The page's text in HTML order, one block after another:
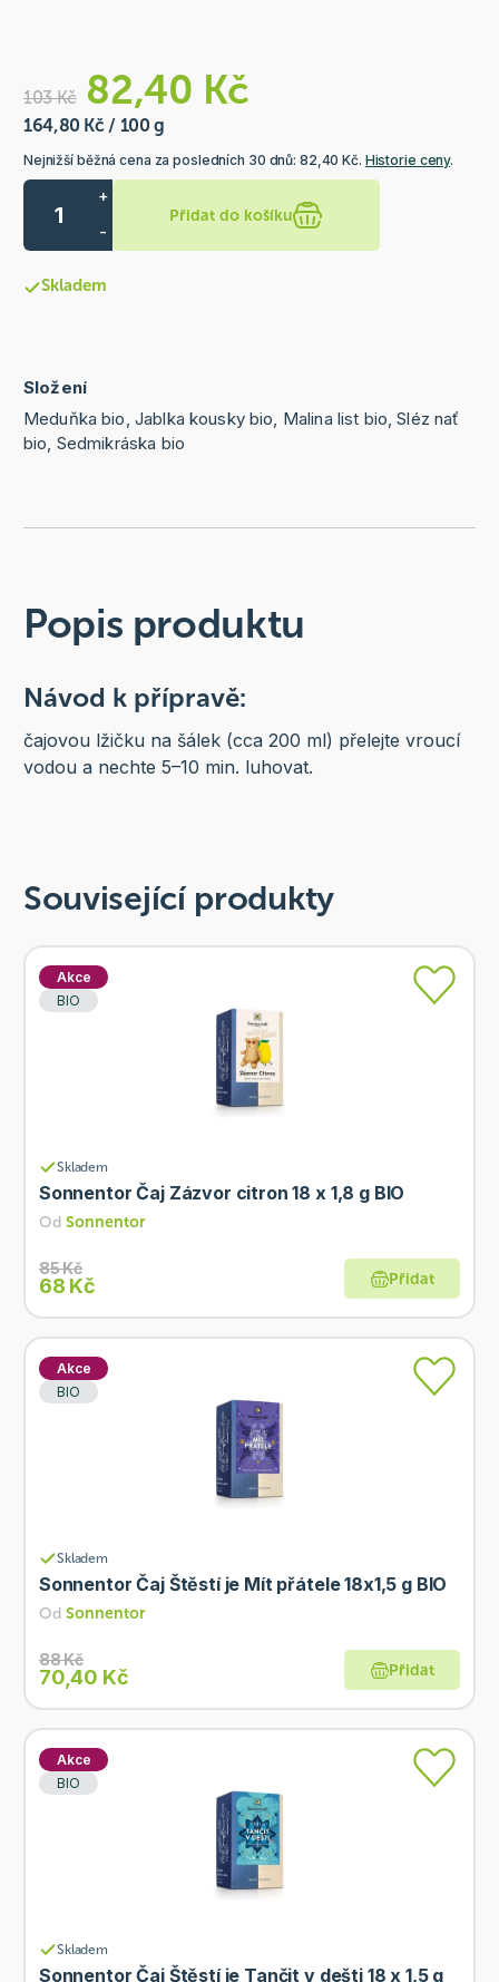
103 Kč 82,40 Kč
164,80 Kč / 100 g
Nejnižší běžná cena za posledních 30 dnů: 82,40 Kč. Historie ceny.
+
-
Přidat do košíku
Skladem
Složení
Meduňka bio, Jablka kousky bio, Malina list bio, Sléz nať
bio, Sedmikráska bio
Popis produktu
Návod k přípravě:
čajovou lžičku na šálek (cca 200 ml) přelejte vroucí
vodou a nechte 5–10 min. luhovat.
Související produkty
Akce
BIO
Skladem
Sonnentor Čaj Zázvor citron 18 x 1,8 g BIO
Od Sonnentor
85 Kč
68 Kč Přidat
Akce
BIO
Skladem
Sonnentor Čaj Štěstí je Mít přátele 18x1,5 g BIO
Od Sonnentor
88 Kč
70,40 Kč Přidat
Akce
BIO
Skladem
Sonnentor Čaj Štěstí je Tančit v dešti 18 x 1,5 g